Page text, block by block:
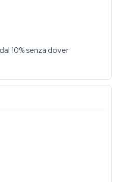
10% senza dover